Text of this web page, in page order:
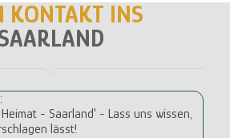
KONTAKT INS
- Saarland' - Lass uns wissen,
lässt!